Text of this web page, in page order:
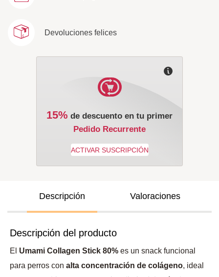
Devoluciones felices
15% de descuento en tu primer
Pedido Recurrente
Descripción Valoraciones
Descripción del producto
El Umami Collagen Stick 80% es un snack funcional
para perros con alta concentración de colágeno, ideal